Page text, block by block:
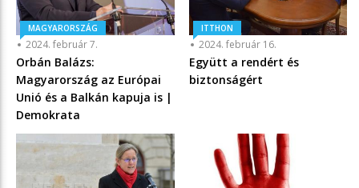
MAGYARORSZÁG
2024. február 7.
Orbán Balázs:
Magyarország az Európai
Unió és a Balkán kapuja is |
Demokrata
ITTHON
2024. február 16.
Együtt a rendért és
biztonságért